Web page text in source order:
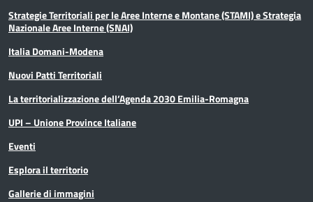
Strategie Territoriali per le Aree Interne e Montane (STAMI) e Strategia
Nazionale Aree Interne (SNAI)
Italia Domani-Modena
Nuovi Patti Territoriali
La territorializzazione dell’Agenda 2030 Emilia-Romagna
UPI – Unione Province Italiane
Eventi
Esplora il territorio
Gallerie di immagini